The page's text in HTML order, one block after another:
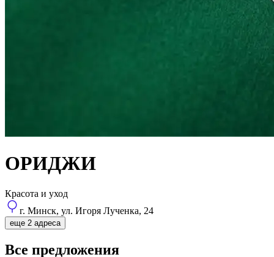
ОРИДЖИ
Красота и уход
г. Минск, ул. Игоря Лученка, 24
еще 2 адреса
Все предложения